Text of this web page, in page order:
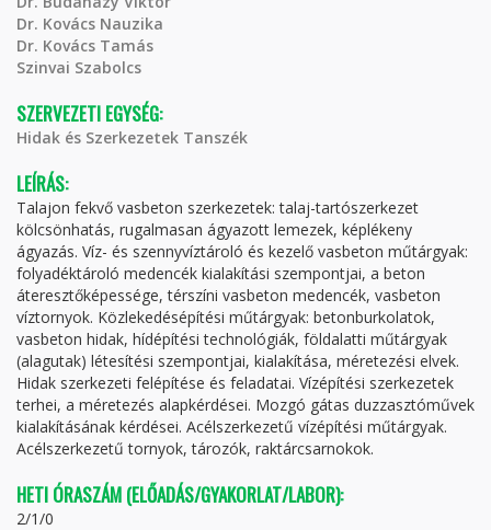
Dr. Kovács Nauzika
Dr. Kovács Tamás
Szinvai Szabolcs
SZERVEZETI EGYSÉG:
Hidak és Szerkezetek Tanszék
LEÍRÁS:
Talajon fekvő vasbeton szerkezetek: talaj-tartószerkezet
kölcsönhatás, rugalmasan ágyazott lemezek, képlékeny
ágyazás. Víz- és szennyvíztároló és kezelő vasbeton műtárgyak:
folyadéktároló medencék kialakítási szempontjai, a beton
áteresztőképessége, térszíni vasbeton medencék, vasbeton
víztornyok. Közlekedésépítési műtárgyak: betonburkolatok,
vasbeton hidak, hídépítési technológiák, földalatti műtárgyak
(alagutak) létesítési szempontjai, kialakítása, méretezési elvek.
Hidak szerkezeti felépítése és feladatai. Vízépítési szerkezetek
terhei, a méretezés alapkérdései. Mozgó gátas duzzasztóművek
kialakításának kérdései. Acélszerkezetű vízépítési műtárgyak.
Acélszerkezetű tornyok, tározók, raktárcsarnokok.
HETI ÓRASZÁM (ELŐADÁS/GYAKORLAT/LABOR):
2/1/0